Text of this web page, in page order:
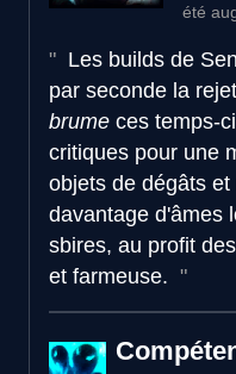
été
Les builds de
par seconde la
brume ces temps-
critiques pour une
objets de dégâts
davantage d'âmes
sbires, au profit
et farmeuse.